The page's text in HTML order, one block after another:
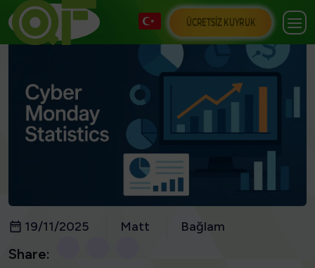
ÜCRETSIZ KUYRUK
19/11/2025 Matt Bağlam
Share: